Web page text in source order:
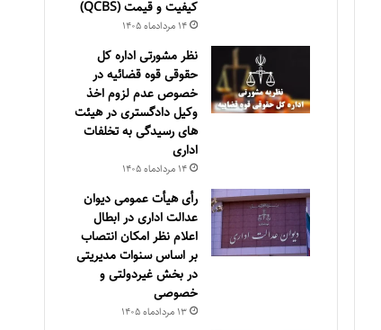
كيفيت و قيمت (QCBS)
۱۴ مرداد‌ماه ۱۴۰۵
نظر مشورتی اداره کل
حقوقی قوه قضائیه در
خصوص عدم لزوم اخذ
وکیل دادگستری در هیئت
های رسیدگی به تخلفات
اداری
۱۴ مرداد‌ماه ۱۴۰۵
رأی هیأت عمومی دیوان
عدالت اداری در ابطال
اعلام نظر امکان انتصاب
بر اساس سنوات مدیریتی
در بخش غیردولتی و
خصوصی
۱۳ مرداد‌ماه ۱۴۰۵